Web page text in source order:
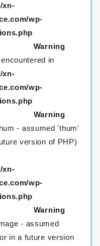
xn-
wp-
Warning
in
xn-
wp-
Warning
- assumed 'thum'
version of PHP)
xn-
wp-
Warning
- assumed
in a future version